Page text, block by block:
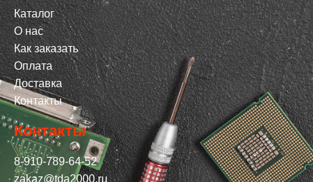
Каталог
О нас
Как заказать
Оплата
Доставка
Контакты
Контакты
8-910-789-64-52
zakaz@tda2000.ru